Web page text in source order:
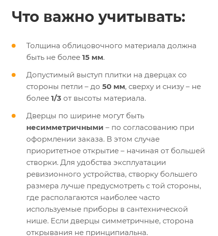
Что важно учитывать:
Толщина облицовочного материала должна
быть не более 15 мм.
Допустимый выступ плитки на дверцах со
стороны петли – до 50 мм, сверху и снизу – не
более 1/3 от высоты материала.
Дверцы по ширине могут быть
несимметричными – по согласованию при
оформлении заказа. В этом случае
приоритетное открытие – начиная от большей
створки. Для удобства эксплуатации
ревизионного устройства, створку большего
размера лучше предусмотреть с той стороны,
где располагаются наиболее часто
используемые приборы в сантехнической
нише. Если дверцы симметричные, сторона
открывания не принципиальна.